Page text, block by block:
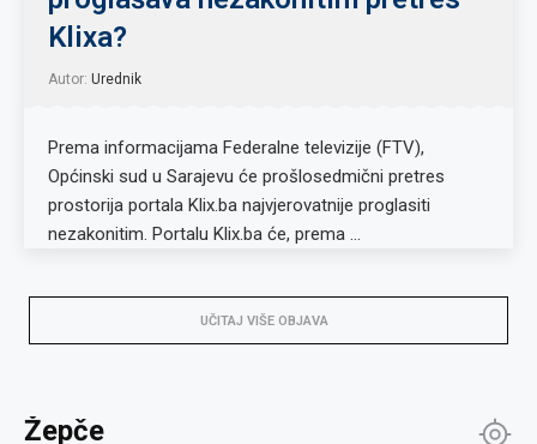
Klixa?
Autor: Urednik
Prema informacijama Federalne televizije (FTV),
Općinski sud u Sarajevu će prošlosedmični pretres
prostorija portala Klix.ba najvjerovatnije proglasiti
nezakonitim. Portalu Klix.ba će, prema …
UČITAJ VIŠE OBJAVA
Žepče